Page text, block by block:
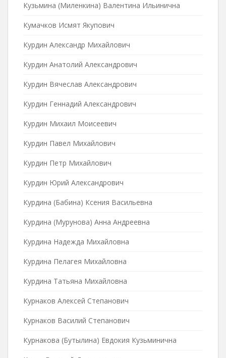
Кузьмина (Миленкина) Валентина Ильинична
Кумачков Исмят Якупович
Курдин Александр Михайлович
Курдин Анатолий Александрович
Курдин Вячеслав Александрович
Курдин Геннадий Александрович
Курдин Михаил Моисеевич
Курдин Павел Михайлович
Курдин Петр Михайлович
Курдин Юрий Александрович
Курдина (Бабина) Ксения Васильевна
Курдина (Мурунова) Анна Андреевна
Курдина Надежда Михайловна
Курдина Пелагея Михайловна
Курдина Татьяна Михайловна
Курнаков Алексей Степанович
Курнаков Василий Степанович
Курнакова (Бутылина) Евдокия Кузьминична